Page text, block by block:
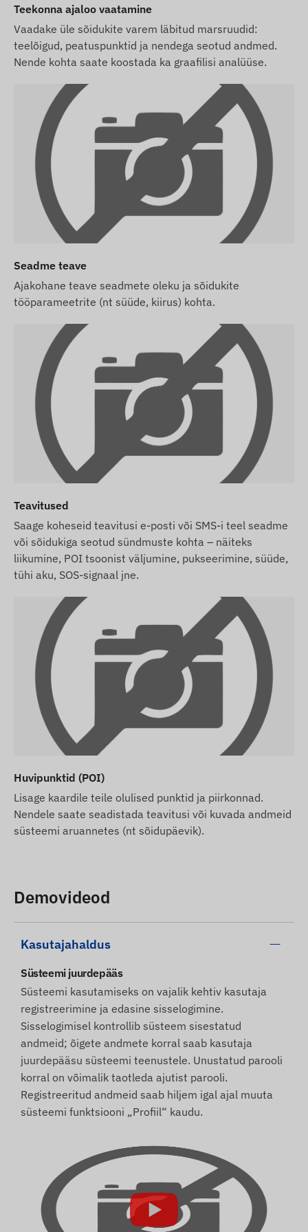
Teekonna ajaloo vaatamine
Vaadake üle sõidukite varem läbitud marsruudid:
teelõigud, peatuspunktid ja nendega seotud andmed.
Nende kohta saate koostada ka graafilisi analüüse.
Seadme teave
Ajakohane teave seadmete oleku ja sõidukite
tööparameetrite (nt süüde, kiirus) kohta.
Teavitused
Saage koheseid teavitusi e-posti või SMS-i teel seadme
või sõidukiga seotud sündmuste kohta – näiteks
liikumine, POI tsoonist väljumine, pukseerimine, süüde,
tühi aku, SOS-signaal jne.
Huvipunktid (POI)
Lisage kaardile teile olulised punktid ja piirkonnad.
Nendele saate seadistada teavitusi või kuvada andmeid
süsteemi aruannetes (nt sõidupäevik).
Demovideod
Kasutajahaldus
Süsteemi juurdepääs
Süsteemi kasutamiseks on vajalik kehtiv kasutaja
registreerimine ja edasine sisselogimine.
Sisselogimisel kontrollib süsteem sisestatud
andmeid; õigete andmete korral saab kasutaja
juurdepääsu süsteemi teenustele. Unustatud parooli
korral on võimalik taotleda ajutist parooli.
Registreeritud andmeid saab hiljem igal ajal muuta
süsteemi funktsiooni „Profiil“ kaudu.